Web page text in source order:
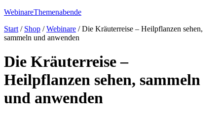
WebinareThemenabende
Start / Shop /Webinare / Die Kräuterreise – Heilpflanzen sehen,
sammeln und anwenden
Die Kräuterreise –
Heilpflanzen sehen, sammeln
und anwenden